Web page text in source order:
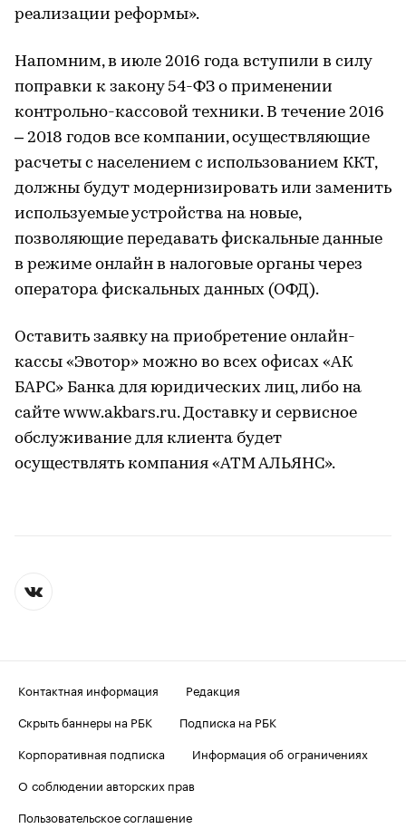
реализации реформы».
Напомним, в июле 2016 года вступили в силу
поправки к закону 54-ФЗ о применении
контрольно-кассовой техники. В течение 2016
– 2018 годов все компании, осуществляющие
расчеты с населением с использованием ККТ,
должны будут модернизировать или заменить
используемые устройства на новые,
позволяющие передавать фискальные данные
в режиме онлайн в налоговые органы через
оператора фискальных данных (ОФД).
Оставить заявку на приобретение онлайн-
кассы «Эвотор» можно во всех офисах «АК
БАРС» Банка для юридических лиц, либо на
сайте www.akbars.ru. Доставку и сервисное
обслуживание для клиента будет
осуществлять компания «АТМ АЛЬЯНС».
Контактная информация
Редакция
Скрыть баннеры на РБК
Подписка на РБК
Корпоративная подписка
Информация об ограничениях
О соблюдении авторских прав
Пользовательское соглашение